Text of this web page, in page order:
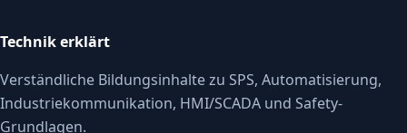
Technik erklärt
Verständliche Bildungsinhalte zu SPS, Automatisierung,
Industriekommunikation, HMI/SCADA und Safety-
Grundlagen.